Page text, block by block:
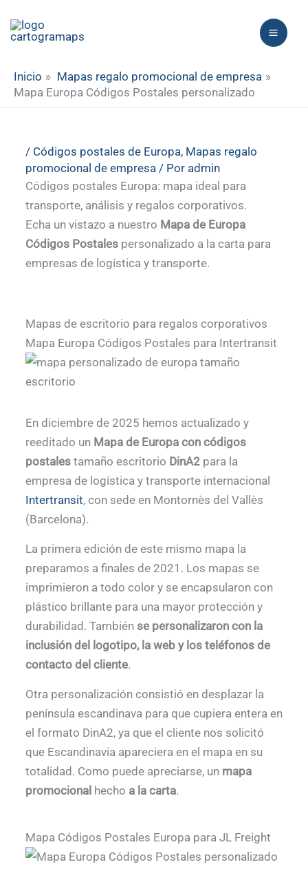
Inicio
Mapas regalo promocional de empresa
Mapa Europa Códigos Postales personalizado
/ Códigos postales de Europa, Mapas regalo
promocional de empresa / Por admin
Códigos postales Europa: mapa ideal para
transporte, análisis y regalos corporativos.
Echa un vistazo a nuestro Mapa de Europa
Códigos Postales personalizado a la carta para
empresas de logística y transporte.
Mapas de escritorio para regalos corporativos
Mapa Europa Códigos Postales para Intertransit
En diciembre de 2025 hemos actualizado y
reeditado un Mapa de Europa con códigos
postales tamaño escritorio DinA2 para la
empresa de logística y transporte internacional
Intertransit, con sede en Montornès del Vallès
(Barcelona).
La primera edición de este mismo mapa la
preparamos a finales de 2021. Los mapas se
imprimieron a todo color y se encapsularon con
plástico brillante para una mayor protección y
durabilidad. También se personalizaron con la
inclusión del logotipo, la web y los teléfonos de
contacto del cliente.
Otra personalización consistió en desplazar la
península escandinava para que cupiera entera en
el formato DinA2, ya que el cliente nos solicitó
que Escandinavia apareciera en el mapa en su
totalidad. Como puede apreciarse, un mapa
promocional hecho a la carta.
Mapa Códigos Postales Europa para JL Freight